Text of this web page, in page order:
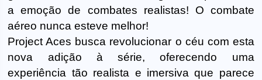
a emoção de combates realistas! O combate
aéreo nunca esteve melhor!
Project Aces busca revolucionar o céu com esta
nova adição à série, oferecendo uma
experiência tão realista e imersiva que parece